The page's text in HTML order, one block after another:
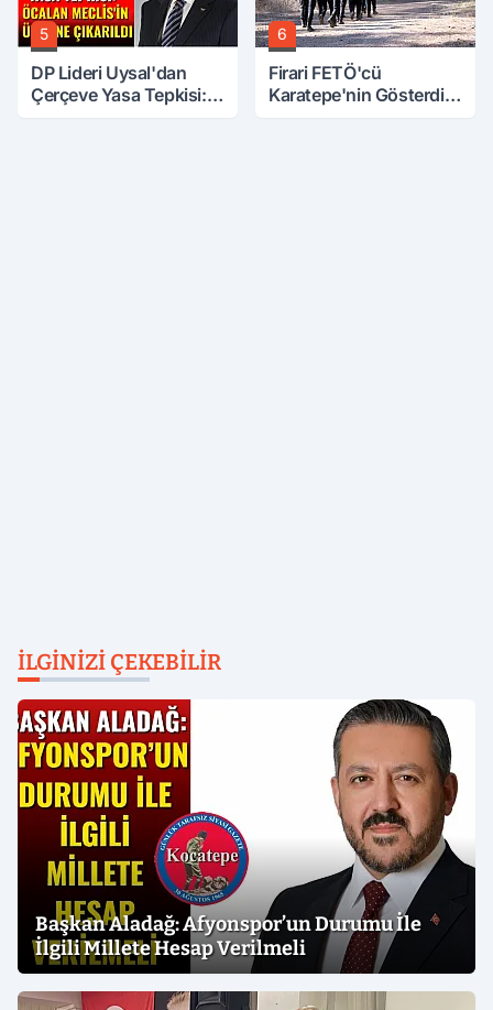
5
DP Lideri Uysal'dan
Çerçeve Yasa Tepkisi:
6
Firari FETÖ'cü
Karatepe'nin Gösterdiği
İLGINIZI ÇEKEBILIR
Başkan Aladağ: Afyonspor’un Durumu İle
İlgili Millete Hesap Verilmeli